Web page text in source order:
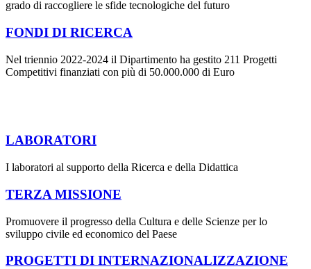
grado di raccogliere le sfide tecnologiche del futuro
FONDI DI RICERCA
Nel triennio 2022-2024 il Dipartimento ha gestito 211 Progetti
Competitivi finanziati con più di 50.000.000 di Euro
LABORATORI
I laboratori al supporto della Ricerca e della Didattica
TERZA MISSIONE
Promuovere il progresso della Cultura e delle Scienze per lo
sviluppo civile ed economico del Paese
PROGETTI DI INTERNAZIONALIZZAZIONE